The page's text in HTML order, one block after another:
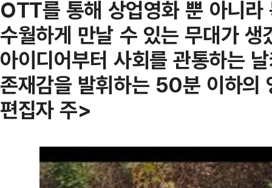
OTT를 통해 상업영화 뿐 아니라
수월하게 만날 수 있는 무대가
아이디어부터 사회를 관통하는
존재감을 발휘하는 50분 이하의
편집자 주>